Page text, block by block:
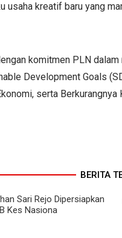
usaha kreatif baru yang
komitmen PLN
Development Goals
serta
BERITA
Sari Rejo Dipersiapkan
Kes Nasiona